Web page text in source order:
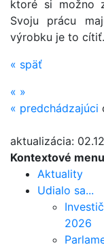
Kontextové
Aktuality
Udialo sa...
2026
ktoré si možno
Svoju prácu
výrobku je to cítiť.
« späť
« »
« predchádzajúci
aktualizácia: